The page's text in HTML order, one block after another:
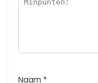
Naam *